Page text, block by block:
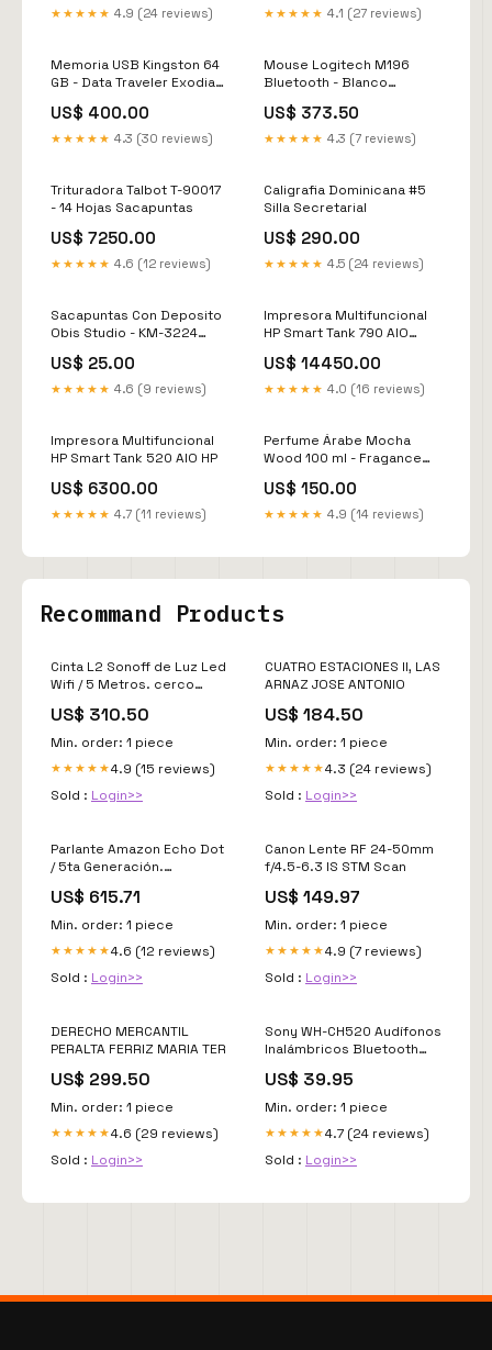
★★★★★ 4.9 (24 reviews) ★★★★★ 4.1 (27 reviews)
Memoria USB Kingston 64
GB - Data Traveler Exodia
US$ 400.00
★★★★★ 4.3 (30 reviews)
Mouse Logitech M196
Bluetooth - Blanco
US$ 373.50
★★★★★ 4.3 (7 reviews)
Trituradora Talbot T-90017
- 14 Hojas Sacapuntas
US$ 7250.00
★★★★★ 4.6 (12 reviews)
Caligrafia Dominicana #5
Silla Secretarial
US$ 290.00
★★★★★ 4.5 (24 reviews)
Sacapuntas Con Deposito
Obis Studio - KM-3224
US$ 25.00
★★★★★ 4.6 (9 reviews)
Impresora Multifuncional
HP Smart Tank 790 AIO
US$ 14450.00
★★★★★ 4.0 (16 reviews)
Impresora Multifuncional
HP Smart Tank 520 AIO HP
US$ 6300.00
★★★★★ 4.7 (11 reviews)
Perfume Árabe Mocha
Wood 100 ml - Fragance
US$ 150.00
★★★★★ 4.9 (14 reviews)
Recommand Products
Cinta L2 Sonoff de Luz Led
Wifi / 5 Metros. cerco
US$ 310.50
Min. order: 1 piece
★★★★★4.9 (15 reviews)
Sold : Login>>
CUATRO ESTACIONES II, LAS
ARNAZ JOSE ANTONIO
US$ 184.50
Min. order: 1 piece
★★★★★4.3 (24 reviews)
Sold : Login>>
Parlante Amazon Echo Dot
/ 5ta Generación.
US$ 615.71
Min. order: 1 piece
★★★★★4.6 (12 reviews)
Sold : Login>>
Canon Lente RF 24-50mm
f/4.5-6.3 IS STM Scan
US$ 149.97
Min. order: 1 piece
★★★★★4.9 (7 reviews)
Sold : Login>>
DERECHO MERCANTIL
PERALTA FERRIZ MARIA TER
US$ 299.50
Min. order: 1 piece
★★★★★4.6 (29 reviews)
Sold : Login>>
Sony WH-CH520 Audífonos
Inalámbricos Bluetooth
US$ 39.95
Min. order: 1 piece
★★★★★4.7 (24 reviews)
Sold : Login>>